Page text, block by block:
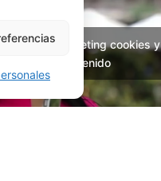
aceptar márketing cookies y
este contenido